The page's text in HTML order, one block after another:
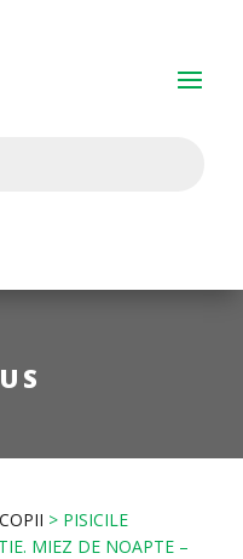
> PISICILE
MIEZ DE NOAPTE –